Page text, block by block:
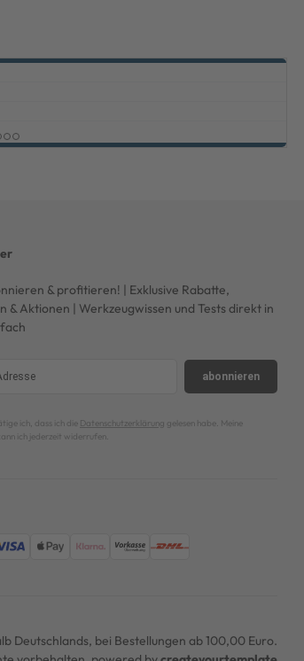
& profitieren! | Exklusive Rabatte,
& Aktionen | Werkzeugwissen und Tests direkt in
abonnieren
ich, dass ich die Datenschutzerklärung gelesen habe. Meine
ich jederzeit widerrufen.
Deutschlands, bei Bestellungen ab 100,00 Euro.